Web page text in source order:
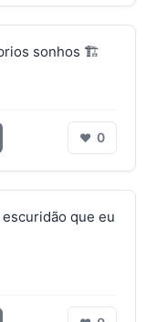
sonhos 🏗️
❤ 0
que eu